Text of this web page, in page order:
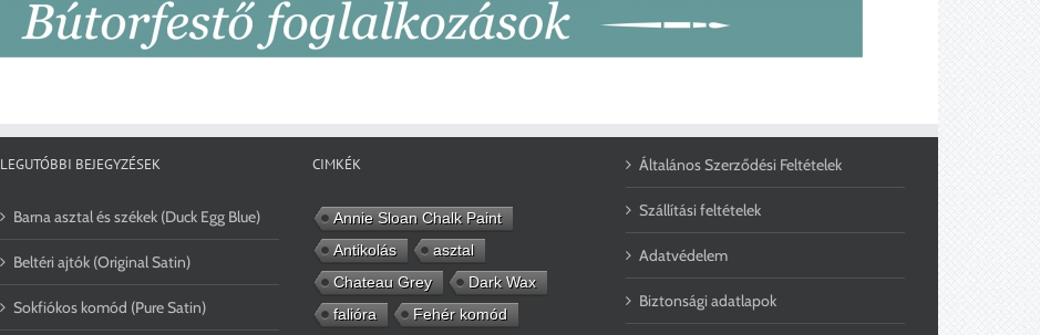
LEGUTÓBBI BEJEGYZÉSEK
Barna asztal és székek (Duck Egg Blue)
Beltéri ajtók (Original Satin)
Sokfiókos komód (Pure Satin)
CIMKÉK
Annie Sloan Chalk Paint
Antikolás
asztal
Chateau Grey
Dark Wax
falióra
Fehér komód
Általános Szerződési Feltételek
Szállítási feltételek
Adatvédelem
Biztonsági adatlapok